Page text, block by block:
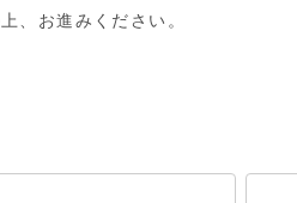
、お進みください。